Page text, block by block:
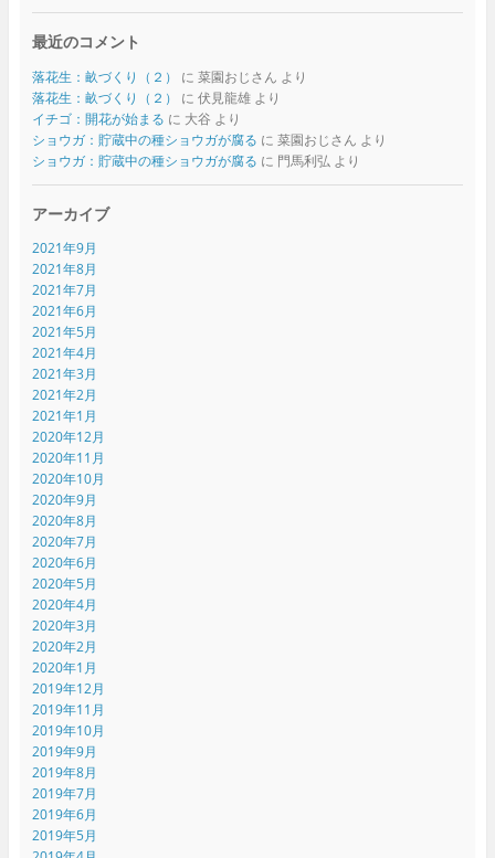
最近のコメント
落花生：畝づくり（２） に 菜園おじさん より
落花生：畝づくり（２）
に 伏見龍雄より
イチゴ：開花が始まる に 大谷 より
ショウガ：貯蔵中の種ショウガが腐る に 菜園おじさん より
ショウガ：貯蔵中の種ショウガが腐る に 門馬利弘 より
アーカイブ
2021年9月
2021年8月
2021年7月
2021年6月
2021年5月
2021年4月
2021年3月
2021年2月
2021年1月
2020年12月
2020年11月
2020年10月
2020年9月
2020年8月
2020年7月
2020年6月
2020年5月
2020年4月
2020年3月
2020年2月
2020年1月
2019年12月
2019年11月
2019年10月
2019年9月
2019年8月
2019年7月
2019年6月
2019年5月